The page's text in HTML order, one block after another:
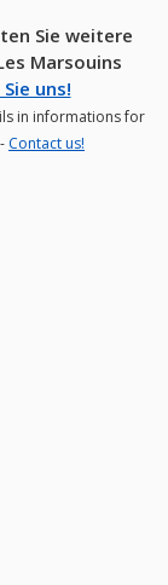
Sie weitere
Marsouins
uns!
in informations for
Contact us!